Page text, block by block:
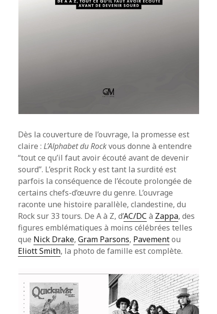
Dès la couverture de l’ouvrage, la promesse est
claire :L’Alphabet du Rockvous donne à entendre
“tout ce qu’il faut avoir écouté avant de devenir
sourd”. L’esprit Rock y est tant la surdité est
parfois la conséquence de l’écoute prolongée de
certains chefs-d’œuvre du genre. L’ouvrage
raconte une histoire parallèle, clandestine, du
Rock sur 33 tours. De A à Z, d’AC/DC à Zappa, des
figures emblématiques à moins célébrées telles
que Nick Drake,Gram Parsons, Pavementou
Eliott Smith, la photo de famille est complète.